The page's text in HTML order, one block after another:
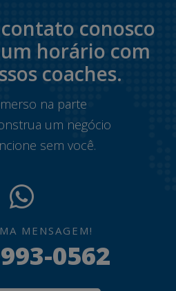
conosco
horário com
coaches.
na parte
um negócio
sem você.
MENSAGEM!
0562